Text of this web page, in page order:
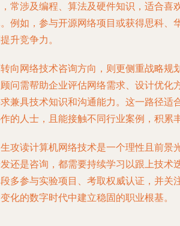
常涉及编程、算法及硬件知识，适合喜
例如，参与开源网络项目或获得思科、
升竞争力。
向网络技术咨询方向，则更侧重战略规
问需帮助企业评估网络需求、设计优化
兼具技术知识和沟通能力。这一路径适
的人士，且能接触不同行业案例，积累
攻读计算机网络技术是一个理性且前景
还是咨询，都需要持续学习以跟上技术
多参与实验项目、考取权威认证，并关
化的数字时代中建立稳固的职业根基。